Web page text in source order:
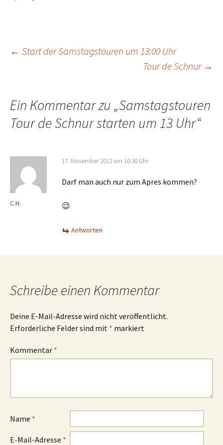
Beitragsnavigation
← Start der Samstagstouren um 13:00 Uhr
Tour de Schnur →
Ein Kommentar zu „Samstagstouren
Tour de Schnur starten um 13 Uhr“
C.H.
17. November 2012 um 10:30 Uhr
Darf man auch nur zum Apres kommen?
😉
Antworten
Schreibe einen Kommentar
Deine E-Mail-Adresse wird nicht veröffentlicht.
Erforderliche Felder sind mit * markiert
Kommentar *
Name *
E-Mail-Adresse *